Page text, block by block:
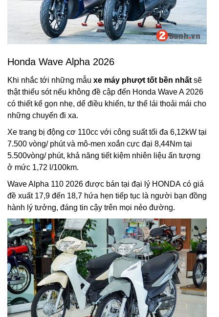
Honda Wave Alpha 2026
Khi nhắc tới những mẫu xe máy phượt tốt bền nhất sẽ
thật thiếu sót nếu không đề cập đến Honda Wave A 2026
có thiết kế gọn nhẹ, dể điều khiển, tư thế lái thoải mái cho
những chuyến đi xa.
Xe trang bị động cơ 110cc với công suất tối đa 6,12kW tại
7.500 vòng/ phút và mô-men xoắn cực đại 8,44Nm tại
5.500vòng/ phút, khả năng tiết kiệm nhiên liệu ấn tượng
ở mức 1,72 l/100km.
Wave Alpha 110 2026 được bán tại đại lý HONDA có giá
đề xuất 17,9 đến 18,7 hứa hẹn tiếp tục là người bạn đồng
hành lý tưởng, đáng tin cậy trên mọi nẻo đường.